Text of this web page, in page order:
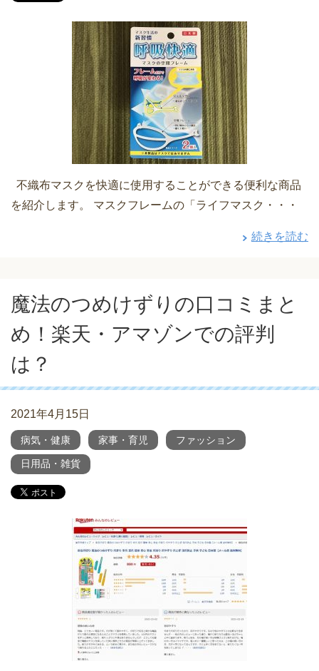
不織布マスクを快適に使用することができる便利な商品
を紹介します。 マスクフレームの「ライフマスク・・・
続きを読む
魔法のつめけずりの口コミまと
め！楽天・アマゾンでの評判
は？
2021年4月15日
病気・健康 家事・育児 ファッション
日用品・雑貨